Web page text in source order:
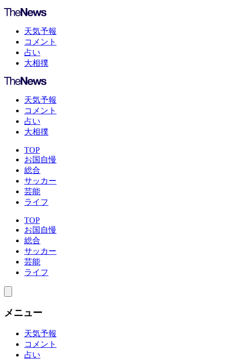
天気予報
コメント
占い
大相撲
天気予報
コメント
占い
大相撲
TOP
お国自慢
総合
サッカー
芸能
ライフ
TOP
お国自慢
総合
サッカー
芸能
ライフ
メニュー
天気予報
コメント
占い